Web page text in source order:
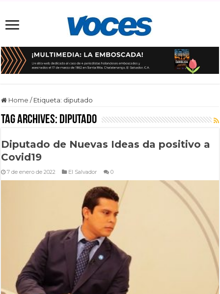
Home / Etiqueta: diputado
Tag Archives: diputado
Diputado de Nuevas Ideas da positivo a
Covid19
7 de enero de 2022 El Salvador 0